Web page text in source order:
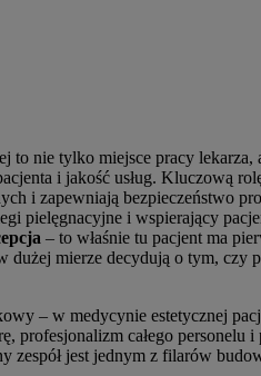
to nie tylko miejsce pracy lekarza,
i jakość usług. Kluczową
i zapewniają bezpieczeństwo
pielęgnacyjne i wspierający
– to właśnie tu pacjent ma
dużej mierze decydują o tym, czy
– w medycynie estetycznej
profesjonalizm całego personelu
zespół jest jednym z filarów